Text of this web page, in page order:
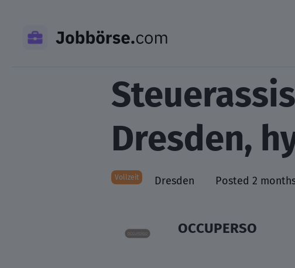
Dresden,
Vollzeit Dresden Posted 2
OCCUPERSO